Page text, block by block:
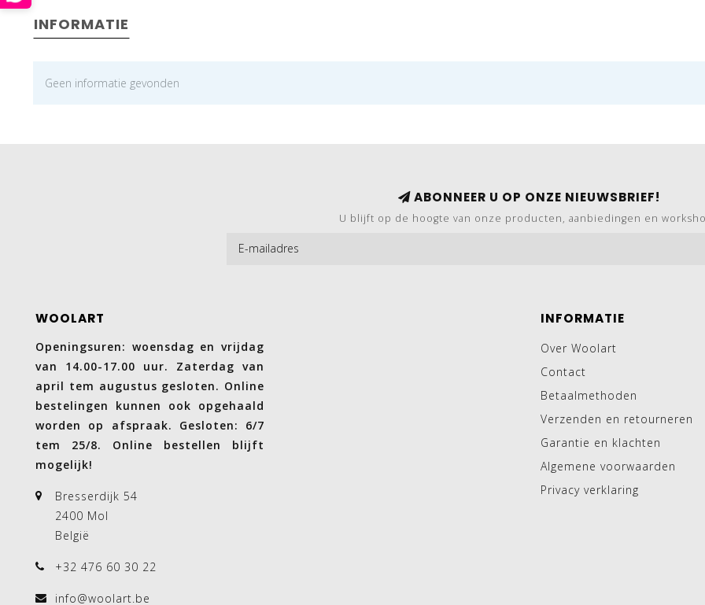
INFORMATIE
Geen informatie gevonden
ABONNEER U OP ONZE NIEUWSBRIEF!
U blijft op de hoogte van onze producten, aanbiedingen en
WOOLART
Openingsuren: woensdag en vrijdag
van 14.00-17.00 uur. Zaterdag van
april tem augustus gesloten. Online
bestelingen kunnen ook opgehaald
worden op afspraak. Gesloten: 6/7
tem 25/8. Online bestellen blijft
mogelijk!
Bresserdijk 54
2400 Mol
België
+32 476 60 30 22
info@woolart.be
INFORMATIE
Over Woolart
Contact
Betaalmethoden
Verzenden en retourneren
Garantie en klachten
Algemene voorwaarden
Privacy verklaring